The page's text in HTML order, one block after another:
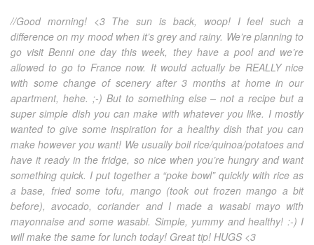
//Good morning! <3 The sun is back, woop! I feel such a
difference on my mood when it’s grey and rainy. We’re planning to
go visit Benni one day this week, they have a pool and we’re
allowed to go to France now. It would actually be REALLY nice
with some change of scenery after 3 months at home in our
apartment, hehe. ;-) But to something else – not a recipe but a
super simple dish you can make with whatever you like. I mostly
wanted to give some inspiration for a healthy dish that you can
make however you want! We usually boil rice/quinoa/potatoes and
have it ready in the fridge, so nice when you’re hungry and want
something quick. I put together a “poke bowl” quickly with rice as
a base, fried some tofu, mango (took out frozen mango a bit
before), avocado, coriander and I made a wasabi mayo with
mayonnaise and some wasabi. Simple, yummy and healthy! :-) I
will make the same for lunch today! Great tip! HUGS <3